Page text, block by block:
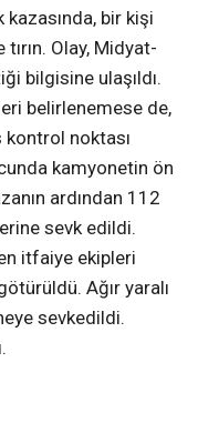
bir kişi
tırın. Olay, Midyat-
bilgisine ulaşıldı.
belirlenemese de,
noktası
kamyonetin ön
ardından 112
sevk edildi.
itfaiye ekipleri
Ağır yaralı
sevkedildi.